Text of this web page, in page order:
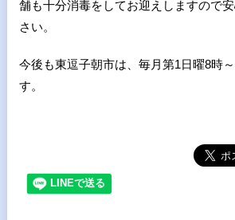
舗も十分消毒をしてお迎えしますので
さい。
今後も東逗子朝市は、毎月第1日曜8時
す。